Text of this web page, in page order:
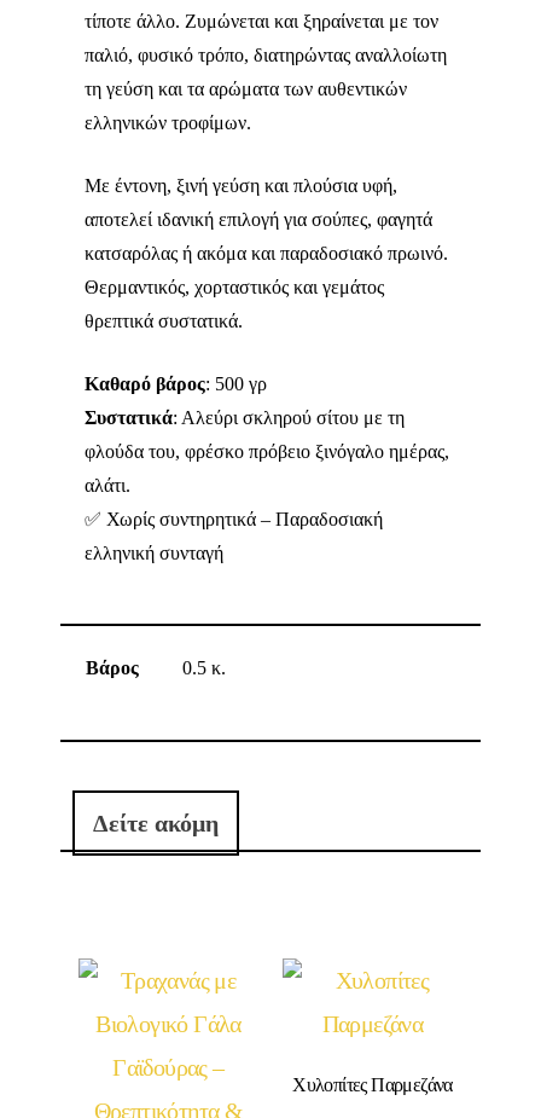
Δείτε ακόμη
Χυλοπίτες Παρμεζάνα
τίποτε άλλο. Ζυμώνεται και ξηραίνεται με τον
παλιό, φυσικό τρόπο, διατηρώντας αναλλοίωτη
τη γεύση και τα αρώματα των αυθεντικών
ελληνικών τροφίμων.
Με έντονη, ξινή γεύση και πλούσια υφή,
αποτελεί ιδανική επιλογή για σούπες, φαγητά
κατσαρόλας ή ακόμα και παραδοσιακό πρωινό.
Θερμαντικός, χορταστικός και γεμάτος
θρεπτικά συστατικά.
Καθαρό βάρος: 500 γρ
Συστατικά: Αλεύρι σκληρού σίτου με τη
φλούδα του, φρέσκο πρόβειο ξινόγαλο ημέρας,
αλάτι.
✅ Χωρίς συντηρητικά – Παραδοσιακή
ελληνική συνταγή
Βάρος 0.5 κ.